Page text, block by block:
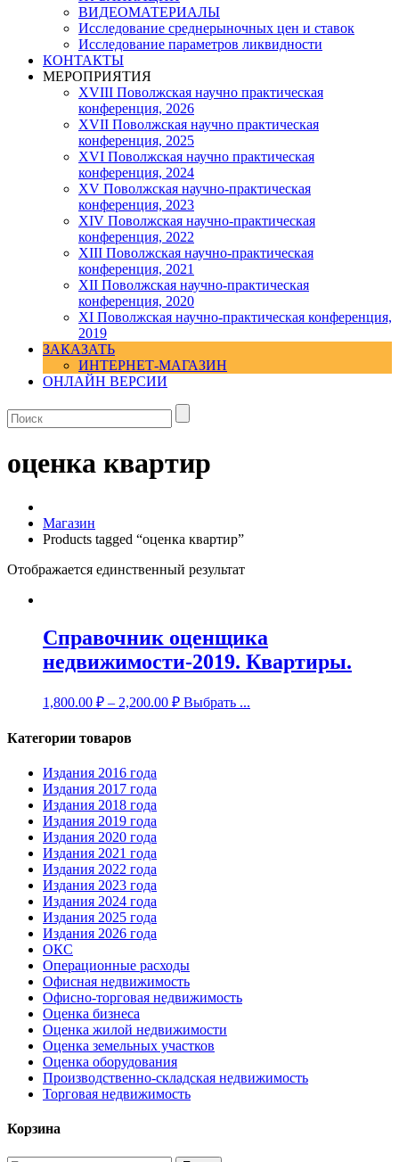
ВИДЕОМАТЕРИАЛЫ
Исследование среднерыночных цен и ставок
Исследование параметров ликвидности
КОНТАКТЫ
МЕРОПРИЯТИЯ
XVIII Поволжская научно практическая
конференция, 2026
XVII Поволжская научно практическая
конференция, 2025
XVI Поволжская научно практическая
конференция, 2024
ХV Поволжская научно-практическая
конференция, 2023
ХIV Поволжская научно-практическая
конференция, 2022
ХIII Поволжская научно-практическая
конференция, 2021
ХII Поволжская научно-практическая
конференция, 2020
XI Поволжская научно-практическая конференция,
2019
ЗАКАЗАТЬ
ИНТЕРНЕТ-МАГАЗИН
ОНЛАЙН ВЕРСИИ
оценка квартир
Магазин
Products tagged “оценка квартир”
Отображается единственный результат
Справочник оценщика
недвижимости-2019. Квартиры.
1,800.00 ₽ – 2,200.00 ₽ Выбрать ...
Категории товаров
Издания 2016 года
Издания 2017 года
Издания 2018 года
Издания 2019 года
Издания 2020 года
Издания 2021 года
Издания 2022 года
Издания 2023 года
Издания 2024 года
Издания 2025 года
Издания 2026 года
ОКС
Операционные расходы
Офисная недвижимость
Офисно-торговая недвижимость
Оценка бизнеса
Оценка жилой недвижимости
Оценка земельных участков
Оценка оборудования
Производственно-складская недвижимость
Торговая недвижимость
Корзина